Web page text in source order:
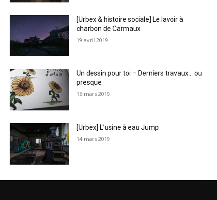
[Urbex & histoire sociale] Le lavoir à
charbon de Carmaux
19 avril 2019
Un dessin pour toi – Derniers travaux… ou
presque
16 mars 2019
[Urbex] L’usine à eau Jump
14 mars 2019